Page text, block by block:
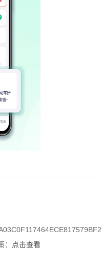
：
点击查看